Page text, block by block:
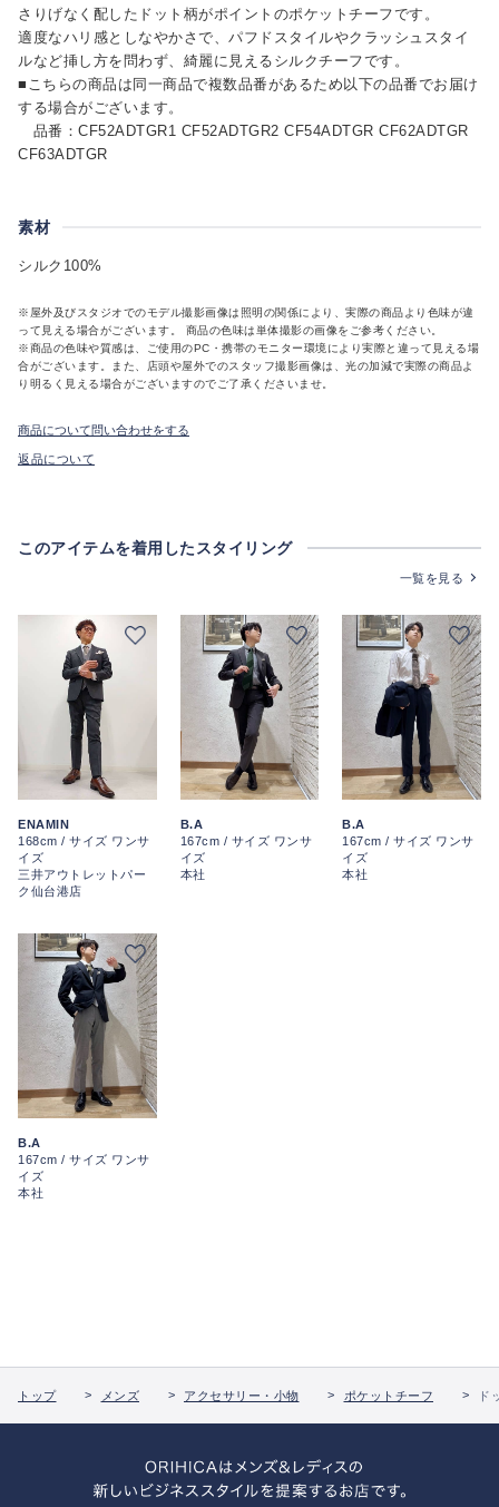
さりげなく配したドット柄がポイントのポケットチーフです。
適度なハリ感としなやかさで、パフドスタイルやクラッシュスタイ
ルなど挿し方を問わず、綺麗に見えるシルクチーフです。
■こちらの商品は同一商品で複数品番があるため以下の品番でお届け
する場合がございます。
品番：CF52ADTGR1 CF52ADTGR2 CF54ADTGR CF62ADTGR
CF63ADTGR
素材
シルク100%
※屋外及びスタジオでのモデル撮影画像は照明の関係により、実際の商品より色味が違
って見える場合がございます。 商品の色味は単体撮影の画像をご参考ください。
※商品の色味や質感は、ご使用のPC・携帯のモニター環境により実際と違って見える場
合がございます。また、店頭や屋外でのスタッフ撮影画像は、光の加減で実際の商品よ
り明るく見える場合がございますのでご了承くださいませ。
商品について問い合わせをする
返品について
このアイテムを着用したスタイリング
一覧を見る
ENAMIN
168cm / サイズ ワンサ
イズ
三井アウトレットパー
ク仙台港店
B.A
167cm / サイズ ワンサ
イズ
本社
B.A
167cm / サイズ ワンサ
イズ
本社
B.A
167cm / サイズ ワンサ
イズ
本社
トップ メンズ アクセサリー・小物 ポケットチーフ ド